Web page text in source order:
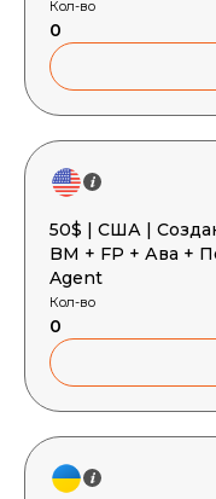
Кол-во
0
50$ | США |
BM + FP + Ава + Почта + Token + Cookies + User-
Agent
Кол-во
0